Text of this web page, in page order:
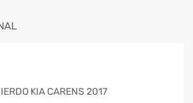
KIA CARENS 2017